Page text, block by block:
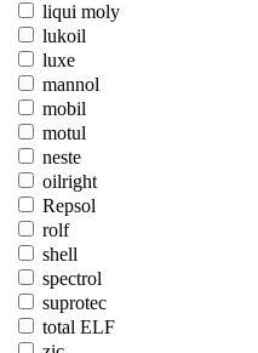
liqui moly
lukoil
luxe
mannol
mobil
motul
neste
oilright
Repsol
rolf
shell
spectrol
suprotec
total ELF